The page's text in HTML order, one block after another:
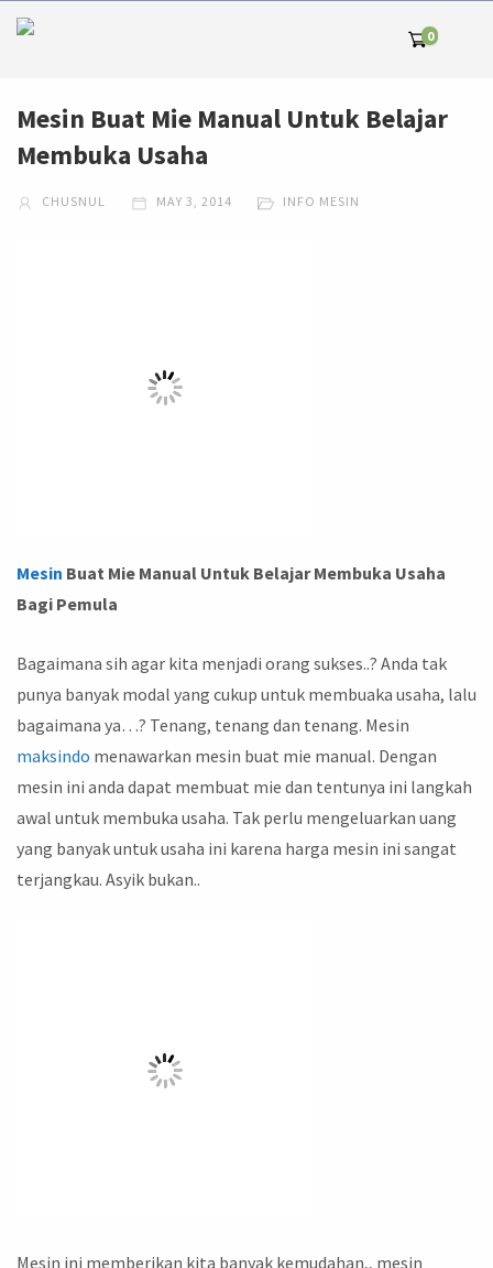
0
Mesin Buat Mie Manual Untuk Belajar
Membuka Usaha
CHUSNUL MAY 3, 2014 INFO MESIN
Mesin Buat Mie Manual Untuk Belajar Membuka Usaha
Bagi Pemula
Bagaimana sih agar kita menjadi orang sukses..? Anda tak
punya banyak modal yang cukup untuk membuaka usaha, lalu
bagaimana ya…? Tenang, tenang dan tenang. Mesin
maksindo menawarkan mesin buat mie manual. Dengan
mesin ini anda dapat membuat mie dan tentunya ini langkah
awal untuk membuka usaha. Tak perlu mengeluarkan uang
yang banyak untuk usaha ini karena harga mesin ini sangat
terjangkau. Asyik bukan..
Mesin ini memberikan kita banyak kemudahan,, mesin